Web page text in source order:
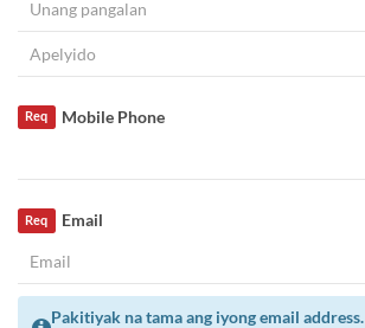
Mobile Phone
Req
Email
Req
Pakitiyak na tama ang iyong email address.